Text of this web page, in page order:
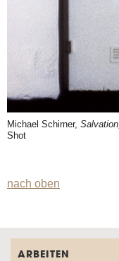
Michael Schirner, Salvation,
Shot
nach oben
ARBEITEN